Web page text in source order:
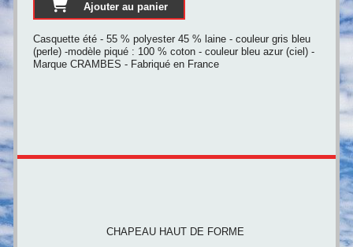
Ajouter au panier
Casquette été - 55 % polyester 45 % laine - couleur gris bleu
(perle) -modèle piqué : 100 % coton - couleur bleu azur (ciel) -
Marque CRAMBES - Fabriqué en France
CHAPEAU HAUT DE FORME